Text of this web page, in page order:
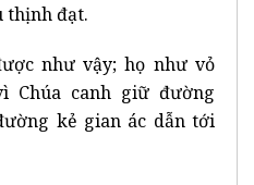
thịnh đạt.
như vậy; họ như vỏ
canh giữ đường
kẻ gian ác dẫn tới